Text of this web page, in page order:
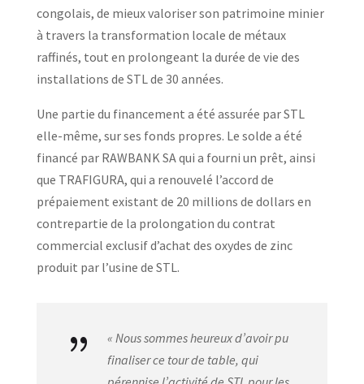
congolais, de mieux valoriser son patrimoine minier
à travers la transformation locale de métaux
raffinés, tout en prolongeant la durée de vie des
installations de STL de 30 années.
Une partie du financement a été assurée par STL
elle-même, sur ses fonds propres. Le solde a été
financé par RAWBANK SA qui a fourni un prêt, ainsi
que TRAFIGURA, qui a renouvelé l’accord de
prépaiement existant de 20 millions de dollars en
contrepartie de la prolongation du contrat
commercial exclusif d’achat des oxydes de zinc
produit par l’usine de STL.
{
« Nous sommes heureux d’avoir pu
finaliser ce tour de table, qui